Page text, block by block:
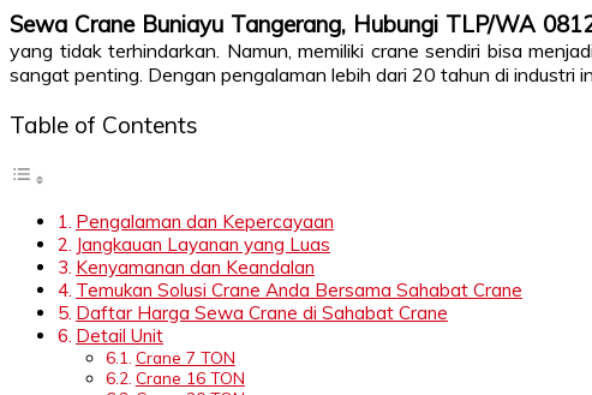
Sewa Crane Buniayu Tangerang, Hubungi TLP/WA
yang tidak terhindarkan. Namun, memiliki crane sendiri bisa
sangat penting. Dengan pengalaman lebih dari 20 tahun di industri
Table of Contents
Pengalaman dan Kepercayaan
Jangkauan Layanan yang Luas
Kenyamanan dan Keandalan
Temukan Solusi Crane Anda Bersama Sahabat Crane
Daftar Harga Sewa Crane di Sahabat Crane
Detail Unit
Crane 7 TON
Crane 16 TON